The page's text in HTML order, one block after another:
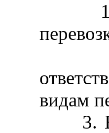
1.
2.
видам
3. В